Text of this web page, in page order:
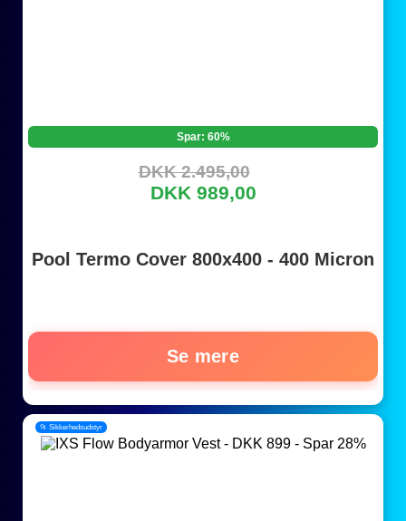
Spar: 60%
DKK 2.495,00
DKK 989,00
Pool Termo Cover 800x400 - 400 Micron
Se mere
📂 Sikkerhedsudstyr